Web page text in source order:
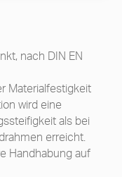
nach DIN EN
Materialfestigkeit
wird eine
als bei
erreicht.
Handhabung auf